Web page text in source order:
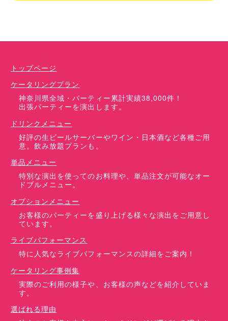
ケータリングプラン
ドリンクメニュー
単品オプション
トップページ
ケータリングプラン
神奈川県全域・パーティー累計実績38,000件！
出張パーティーを演出します。
ドリンクメニュー
好評の生ビールサーバーやワイン・日本酒など各種ご用
意。飲み放題プランも。
単品メニュー
特別な演出を使ってのお料理や、単品注文が可能なオー
ドブルメニュー。
オプションメニュー
お客様のパーティーを盛り上げる様々な演出をご用意し
ています。
ライブパフォーマンス
特に人気なライブパフォーマンスの詳細をご案内！
ケータリング事例集
実際のご利用の様子や、お客様の声などを紹介していま
す。
選ばれる理由